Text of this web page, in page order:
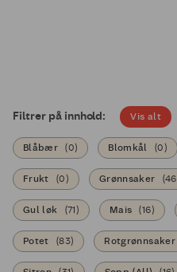
Filtrer på innhold: Vis alt
Blåbær (0) Blomkål (0 )
Frukt (0 ) Grønnsaker (46
Gul løk (71 ) Mais (16)
Potet (83) Rotgrønnsaker